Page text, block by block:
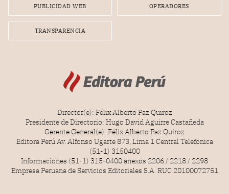
PUBLICIDAD WEB OPERADORES
TRANSPARENCIA
Director(e): Félix Alberto Paz Quiroz
Presidente de Directorio: Hugo David Aguirre Castañeda
Gerente General(e): Félix Alberto Paz Quiroz
Editora Perú Av. Alfonso Ugarte 873, Lima 1 Central Telefónica
(51-1) 3150400
Informaciones (51-1) 315-0400 anexos 2206 / 2218 / 2298
Empresa Peruana de Servicios Editoriales S.A. RUC 20100072751